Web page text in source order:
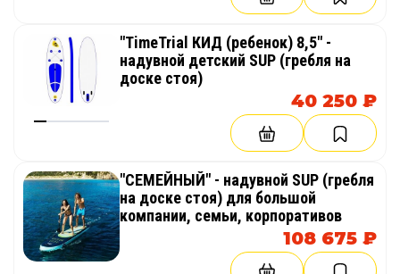
"TimeTrial КИД (ребенок) 8,5" -
надувной детский SUP (гребля на
доске стоя)
40 250 ₽
"СЕМЕЙНЫЙ" - надувной SUP (гребля
на доске стоя) для большой
компании, семьи, корпоративов
108 675 ₽